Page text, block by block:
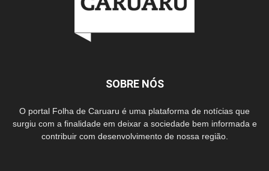
SOBRE NÓS
O portal Folha de Caruaru é uma plataforma de notícias que
surgiu com a finalidade em deixar a sociedade bem informada e
contribuir com desenvolvimento de nossa região.